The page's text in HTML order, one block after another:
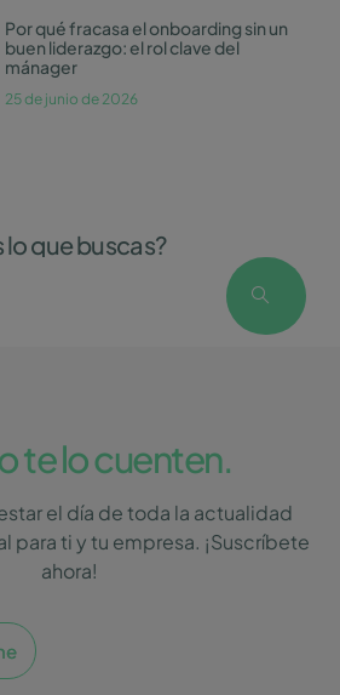
Por qué fracasa el onboarding sin un
buen liderazgo: el rol clave del
mánager
25 de junio de 2026
que buscas?
te lo cuenten.
el día de toda la actualidad
para ti y tu empresa. ¡Suscríbete
ahora!